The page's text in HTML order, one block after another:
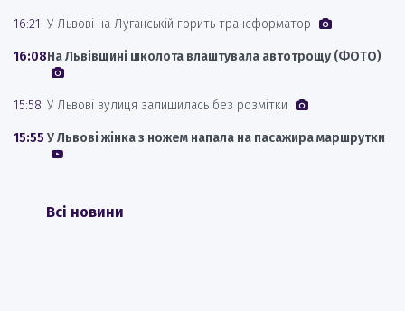
16:21 У Львові на Луганській горить трансформатор
16:08На Львівщині школота влаштувала автотрощу (ФОТО)
15:58 У Львові вулиця залишилась без розмітки
15:55 У Львові жінка з ножем напала на пасажира маршрутки
Всі новини